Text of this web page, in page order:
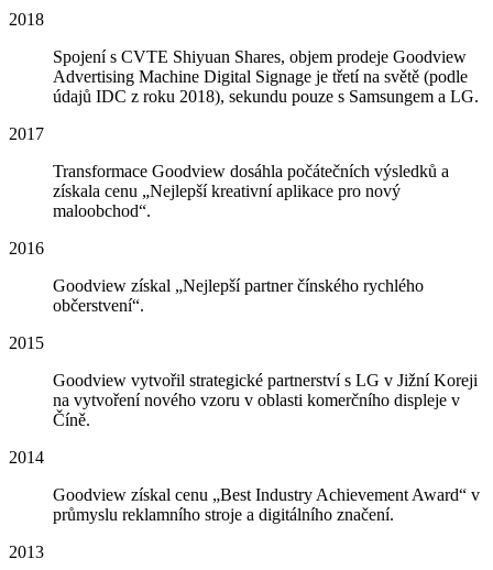
2018
Spojení s CVTE Shiyuan Shares, objem prodeje Goodview
Advertising Machine Digital Signage je třetí na světě (podle
údajů IDC z roku 2018), sekundu pouze s Samsungem a LG.
2017
Transformace Goodview dosáhla počátečních výsledků a
získala cenu „Nejlepší kreativní aplikace pro nový
maloobchod“.
2016
Goodview získal „Nejlepší partner čínského rychlého
občerstvení“.
2015
Goodview vytvořil strategické partnerství s LG v Jižní Koreji
na vytvoření nového vzoru v oblasti komerčního displeje v
Číně.
2014
Goodview získal cenu „Best Industry Achievement Award“ v
průmyslu reklamního stroje a digitálního značení.
2013